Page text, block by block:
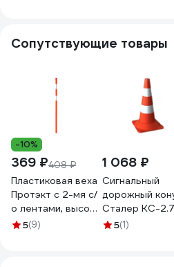
Сопутствующие товары
-10%
369 ₽408 ₽
Пластиковая веха
Протэкт с 2-мя с/
о лентами, высота
1,5 м Оранжевый
5(9)
1 068 ₽
Сигнальный
дорожный
Сталер КС-2.7
5(1)